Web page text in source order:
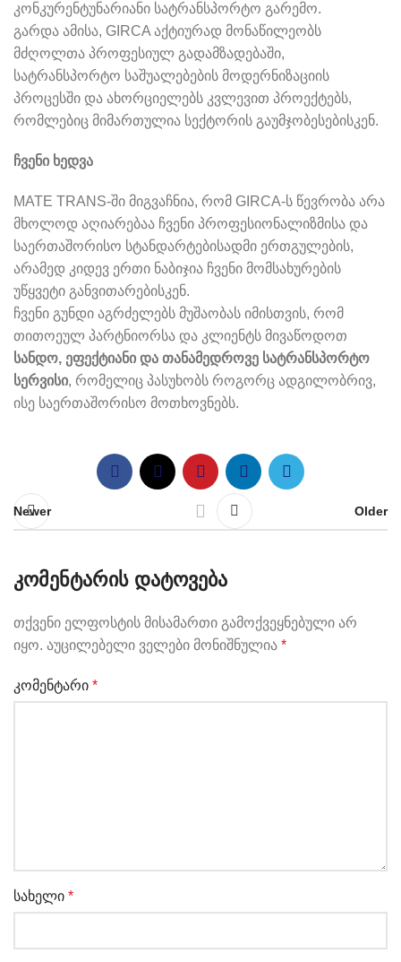
კონკურენტუნარიანი სატრანსპორტო გარემო.
გარდა ამისა, GIRCA აქტიურად მონაწილეობს
მძღოლთა პროფესიულ გადამზადებაში,
სატრანსპორტო საშუალებების მოდერნიზაციის
პროცესში და ახორციელებს კვლევით პროექტებს,
რომლებიც მიმართულია სექტორის გაუმჯობესებისკენ.
ჩვენი ხედვა
MATE TRANS-ში მიგვაჩნია, რომ GIRCA-ს წევრობა არა
მხოლოდ აღიარებაა ჩვენი პროფესიონალიზმისა და
საერთაშორისო სტანდარტებისადმი ერთგულების,
არამედ კიდევ ერთი ნაბიჯია ჩვენი მომსახურების
უწყვეტი განვითარებისკენ.
ჩვენი გუნდი აგრძელებს მუშაობას იმისთვის, რომ
თითოეულ პარტნიორსა და კლიენტს მივაწოდოთ
სანდო, ეფექტიანი და თანამედროვე სატრანსპორტო
სერვისი, რომელიც პასუხობს როგორც ადგილობრივ,
ისე საერთაშორისო მოთხოვნებს.
Newer Older
ᲙᲝᲛᲔᲜᲢᲐᲠᲘᲡ ᲓᲐᲢᲝᲕᲔᲑᲐ
თქვენი ელფოსტის მისამართი გამოქვეყნებული არ
იყო. აუცილებელი ველები მონიშნულია *
კომენტარი *
სახელი *